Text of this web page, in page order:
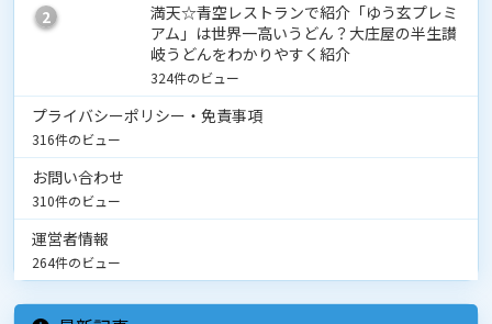
2
満天☆青空レストランで紹介「ゆう玄プレミ
アム」は世界一高いうどん？大庄屋の半生讃
岐うどんをわかりやすく紹介
324件のビュー
プライバシーポリシー・免責事項
316件のビュー
お問い合わせ
310件のビュー
運営者情報
264件のビュー